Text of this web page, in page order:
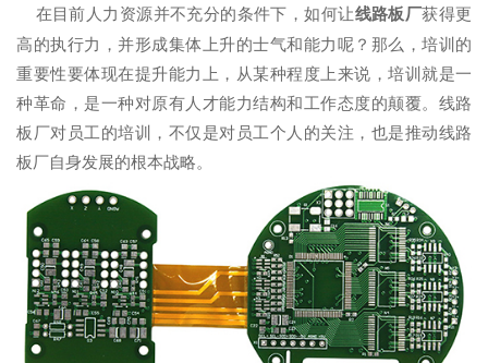
在目前人力资源并不充分的条件下，如何让线路板厂获得更
高的执行力，并形成集体上升的士气和能力呢？那么，培训的
重要性要体现在提升能力上，从某种程度上来说，培训就是一
种革命，是一种对原有人才能力结构和工作态度的颠覆。线路
板厂对员工的培训，不仅是对员工个人的关注，也是推动线路
板厂自身发展的根本战略。